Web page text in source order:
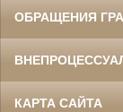
ОБРАЩЕНИЯ
КАРТА САЙТА